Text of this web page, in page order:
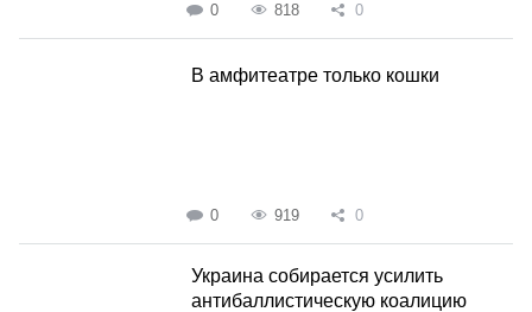
0 818 0
В амфитеатре только кошки
0 919 0
Украина собирается усилить
антибаллистическую коалицию